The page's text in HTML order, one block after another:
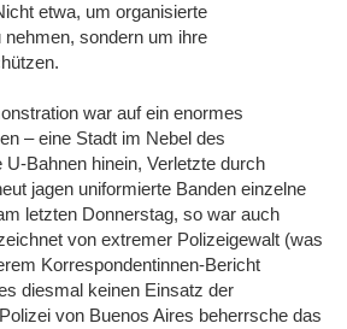
etwa, um organisierte
sondern um ihre
war auf ein enormes
– eine Stadt im Nebel des
U-Bahnen hinein, Verletzte durch
jagen uniformierte Banden einzelne
letzten Donnerstag, so war auch
von extremer Polizeigewalt (was
Korrespondentinnen-Bericht
diesmal keinen Einsatz der
von Buenos Aires beherrsche das